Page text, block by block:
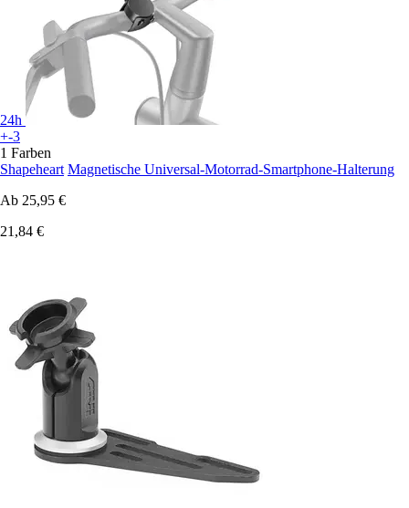
24h
+-3
1 Farben
Shapeheart Magnetische Universal-Motorrad-Smartphone-Halterung
Ab 25,95 €
21,84 €